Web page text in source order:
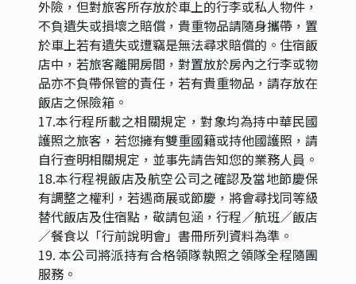
外險，但對旅客所存放於車上的行李或私人物件，
不負遺失或損壞之賠償，貴重物品請隨身攜帶，置
於車上若有遺失或遭竊是無法尋求賠償的。住宿飯
店中，若旅客離開房間，對置放於房內之行李或物
品亦不負帶保管的責任，若有貴重物品，請存放在
飯店之保險箱。
17.本行程所載之相關規定，對象均為持中華民國
護照之旅客，若您擁有雙重國籍或持他國護照，請
自行查明相關規定，並事先請告知您的業務人員。
18.本行程視飯店及航空公司之確認及當地節慶保
有調整之權利，若遇商展或節慶，將會尋找同等級
替代飯店及住宿點，敬請包涵，行程／航班／飯店
／餐食以「行前說明會」書冊所列資料為準。
19. 本公司將派持有合格領隊執照之領隊全程隨團
服務。